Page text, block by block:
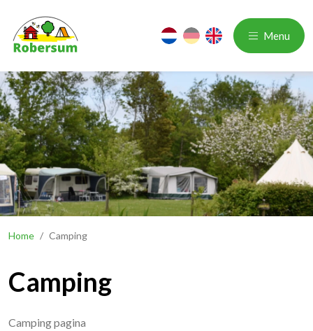
Menu
nl de en
Home / Camping
Camping
Camping pagina